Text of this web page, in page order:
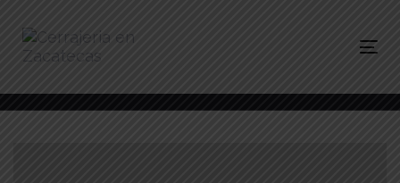
primary
navigation
Skip
content